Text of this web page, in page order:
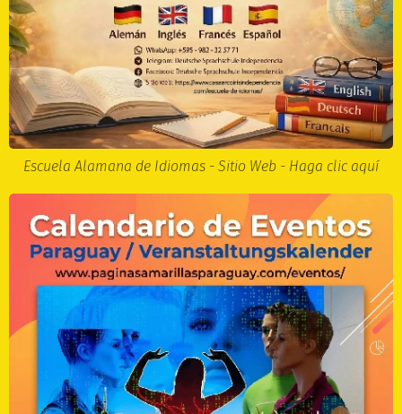
Escuela Alamana de Idiomas - Sitio Web - Haga clic aquí